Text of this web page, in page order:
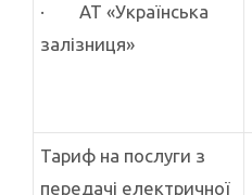
· АТ «Українська
залізниця»
Тариф на послуги з
передачі електричної